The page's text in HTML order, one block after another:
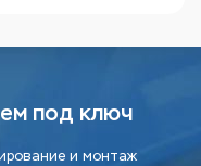
под ключ
и монтаж